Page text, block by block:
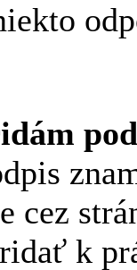
cez
k